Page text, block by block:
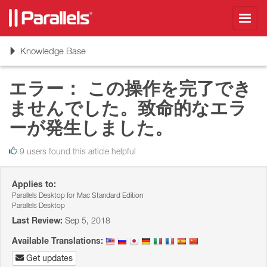
ToggleKnowledge Base
エラー： この操作を完了でき
ませんでした。致命的なエラ
ーが発生しました。
9 users found this article helpful
Applies to:
Parallels Desktop for Mac Standard Edition
Parallels Desktop
Last Review: Sep 5, 2018
Available Translations:
Get updates